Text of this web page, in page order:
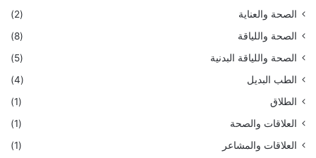
الصحة والعناية
(2)
الصحة واللياقة
(8)
الصحة واللياقة البدنية
(5)
الطب البديل
(4)
الطلاق
(1)
العلاقات والصحة
(1)
العلاقات والمشاعر
(1)